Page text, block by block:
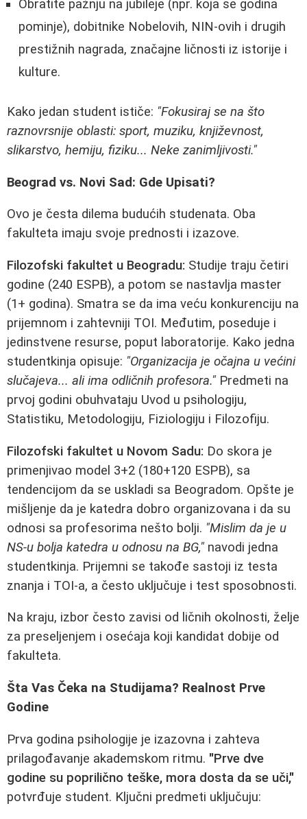
Obratite pažnju na jubileje (npr. koja se godina
pominje), dobitnike Nobelovih, NIN-ovih i drugih
prestižnih nagrada, značajne ličnosti iz istorije i
kulture.
Kako jedan student ističe: "Fokusiraj se na što
raznovrsnije oblasti: sport, muziku, književnost,
slikarstvo, hemiju, fiziku... Neke zanimljivosti."
Beograd vs. Novi Sad: Gde Upisati?
Ovo je česta dilema budućih studenata. Oba
fakulteta imaju svoje prednosti i izazove.
Filozofski fakultet u Beogradu: Studije traju četiri
godine (240 ESPB), a potom se nastavlja master
(1+ godina). Smatra se da ima veću konkurenciju na
prijemnom i zahtevniji TOI. Međutim, poseduje i
jedinstvene resurse, poput laboratorije. Kako jedna
studentkinja opisuje: "Organizacija je očajna u većini
slučajeva... ali ima odličnih profesora." Predmeti na
prvoj godini obuhvataju Uvod u psihologiju,
Statistiku, Metodologiju, Fiziologiju i Filozofiju.
Filozofski fakultet u Novom Sadu: Do skora je
primenjivao model 3+2 (180+120 ESPB), sa
tendencijom da se uskladi sa Beogradom. Opšte je
mišljenje da je katedra dobro organizovana i da su
odnosi sa profesorima nešto bolji. "Mislim da je u
NS-u bolja katedra u odnosu na BG," navodi jedna
studentkinja. Prijemni se takođe sastoji iz testa
znanja i TOI-a, a često uključuje i test sposobnosti.
Na kraju, izbor često zavisi od ličnih okolnosti, želje
za preseljenjem i osećaja koji kandidat dobije od
fakulteta.
Šta Vas Čeka na Studijama? Realnost Prve
Godine
Prva godina psihologije je izazovna i zahteva
prilagođavanje akademskom ritmu. "Prve dve
godine su poprilično teške, mora dosta da se uči,"
potvrđuje student. Ključni predmeti uključuju: